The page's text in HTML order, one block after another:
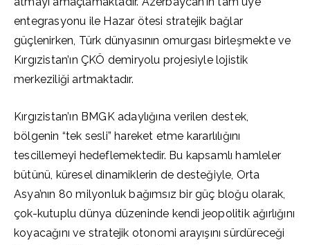
entegrasyonu ile Hazar ötesi stratejik bağlar
güçlenirken, Türk dünyasının omurgası birleşmekte ve
Kırgızistan’ın ÇKÖ demiryolu projesiyle lojistik
merkeziliği artmaktadır.
Kırgızistan’ın BMGK adaylığına verilen destek,
bölgenin “tek sesli” hareket etme kararlılığını
tescillemeyi hedeflemektedir. Bu kapsamlı hamleler
bütünü, küresel dinamiklerin de desteğiyle, Orta
Asya’nın 80 milyonluk bağımsız bir güç bloğu olarak,
çok-kutuplu dünya düzeninde kendi jeopolitik ağırlığını
koyacağını ve stratejik otonomi arayışını sürdüreceği